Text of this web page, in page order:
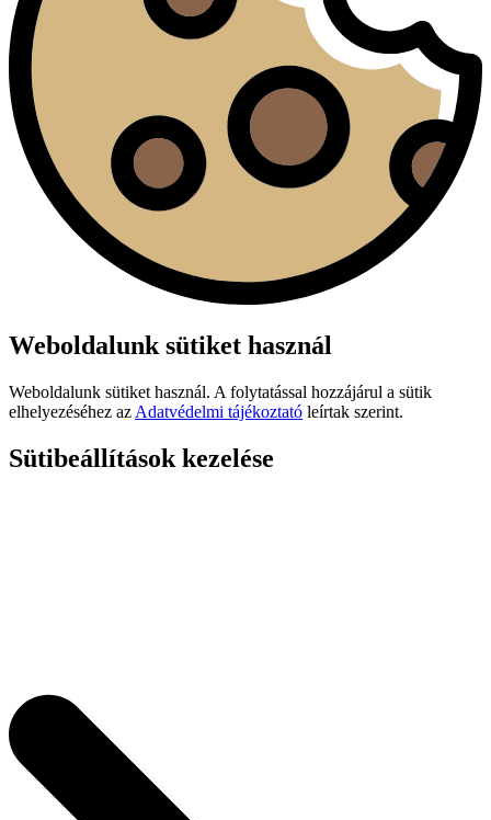
Weboldalunk sütiket használ
Weboldalunk sütiket használ. A folytatással hozzájárul a sütik
elhelyezéséhez az Adatvédelmi tájékoztató leírtak szerint.
Sütibeállítások kezelése